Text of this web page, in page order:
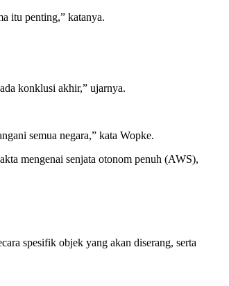
itu penting,” katanya.
konklusi akhir,” ujarnya.
semua negara,” kata Wopke.
mengenai senjata otonom penuh (AWS),
spesifik objek yang akan diserang, serta